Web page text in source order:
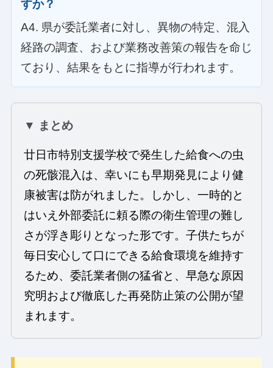
すか？
A4. 県が委託業者に対し、異物の特定、混入
経路の調査、および業務改善策の報告を命じ
ており、結果をもとに指導が行われます。
▼ まとめ
廿日市特別支援学校で発生した給食への虫
の死骸混入は、幸いにも早期発見により健
康被害は防がれました。しかし、一時的と
はいえ外部委託に頼る際の衛生管理の難し
さが浮き彫りとなった形です。子供たちが
毎日安心して口にできる給食環境を維持す
るため、委託業者側の猛省と、早急な原因
究明および徹底した再発防止策の公開が望
まれます。